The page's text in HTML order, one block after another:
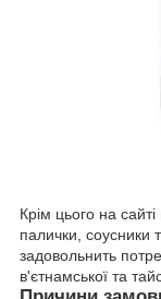
Крім цього на
палички, соусники
задовольнить
в'єтнамської та